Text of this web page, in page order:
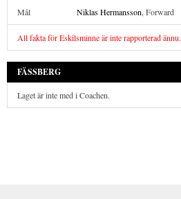
Mål Niklas Hermansson , Forward
All fakta för Eskilsminne är inte rapporterad ännu.
FÄSSBERG
Laget är inte med i Coachen.